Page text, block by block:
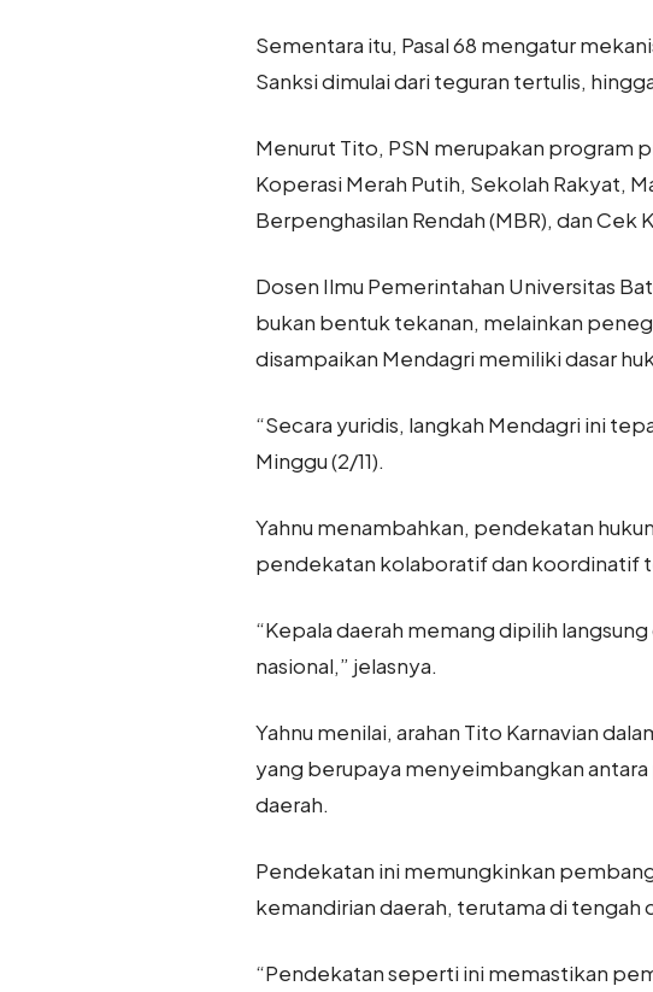
Sementara itu, Pasal 68 mengatur
Sanksi dimulai dari teguran tertulis,
Menurut Tito, PSN merupakan program
Koperasi Merah Putih, Sekolah Rakyat,
Berpenghasilan Rendah (MBR), dan Cek
Dosen Ilmu Pemerintahan Universitas
bukan bentuk tekanan, melainkan
disampaikan Mendagri memiliki dasar
“Secara yuridis, langkah Mendagri ini
Minggu (2/11).
Yahnu menambahkan, pendekatan
pendekatan kolaboratif dan koordinatif
“Kepala daerah memang dipilih
nasional,” jelasnya.
Yahnu menilai, arahan Tito Karnavian
yang berupaya menyeimbangkan
daerah.
Pendekatan ini memungkinkan
kemandirian daerah, terutama di tengah
“Pendekatan seperti ini memastikan